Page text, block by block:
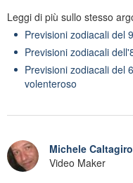
Leggi di più sullo stesso
Previsioni zodiacali del
Previsioni zodiacali
Previsioni zodiacali del
volenteroso
Michele
Video Maker